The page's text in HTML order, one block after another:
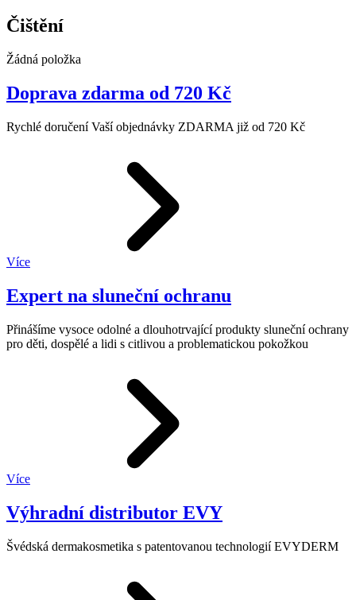
Čištění
Žádná položka
Doprava zdarma od 720 Kč
Rychlé doručení Vaší objednávky ZDARMA již od 720 Kč
Více
Expert na sluneční ochranu
Přinášíme vysoce odolné a dlouhotrvající produkty sluneční ochrany
pro děti, dospělé a lidi s citlivou a problematickou pokožkou
Více
Výhradní distributor EVY
Švédská dermakosmetika s patentovanou technologií EVYDERM